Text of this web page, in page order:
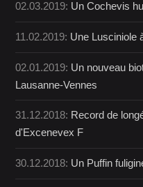
02.03.2019: Un Cochevis
11.02.2019: Une Lusciniole
02.01.2019: Un nouveau
Lausanne-Vennes
31.12.2018: Record de
d'Excenevex F
30.12.2018: Un Puffin